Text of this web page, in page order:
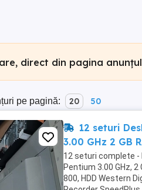
direct din pagina
pe pagină: 20 50
12 seturi
3.00 GHz 2 GB
12 seturi complete -
Pentium 3.00 GHz, 2
800, HDD Western